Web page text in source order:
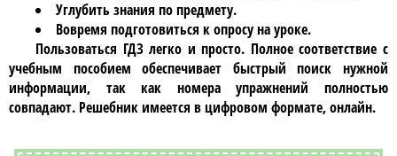
Углубить знания по предмету.
Вовремя подготовиться к опросу на уроке.
Пользоваться ГДЗлегко и просто. Полное соответствие с
учебным пособием обеспечивает быстрый поиск нужной
информации, так как номера упражнений полностью
совпадают. Решебникимеется в цифровом формате, онлайн.